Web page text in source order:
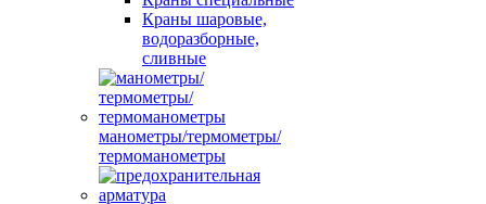
Краны шаровые,
водоразборные,
сливные
манометры/термометры/
термоманометры